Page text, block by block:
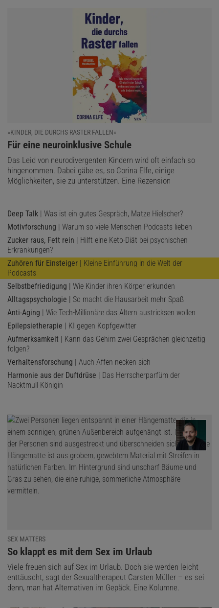
»KINDER, DIE DURCHS RASTER FALLEN«
:
Für eine neuroinklusive Schule
Das Leid von neurodivergenten Kindern wird oft einfach so
hingenommen. Dabei gäbe es, so Corina Elfe, einige
Möglichkeiten, sie zu unterstützen. Eine Rezension
Deep Talk | Was ist ein gutes Gespräch, Matze Hielscher?
Motivforschung | Warum so viele Menschen Podcasts lieben
Zucker raus, Fett rein | Hilft eine Keto-Diät bei psychischen
Erkrankungen?
Zuhören für Einsteiger | Kleine Einführung in die Welt der
Podcasts
Selbstbefriedigung | Wie Kinder ihren Körper erkunden
Alltagspsychologie | So macht die Hausarbeit mehr Spaß
Anti-Aging | Wie Tech-Millionäre das Altern austricksen wollen
Epilepsietherapie | KI gegen Kopfgewitter
Aufmerksamkeit | Kann das Gehirn zwei Gesprächen gleichzeitig
folgen?
Verhaltensforschung | Auch Affen necken sich
Harmonie aus der Duftdrüse | Das Herrscherparfüm der
Nacktmull-Königin
SEX MATTERS
:
So klappt es mit dem Sex im Urlaub
Viele freuen sich auf Sex im Urlaub. Doch sie werden leicht
enttäuscht, sagt der Sexualtherapeut Carsten Müller – es sei
denn, man hat Alternativen im Gepäck. Eine Kolumne.